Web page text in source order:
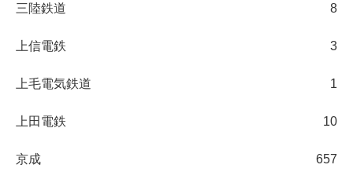
三陸鉄道 8
上信電鉄 3
上毛電気鉄道 1
上田電鉄 10
京成 657